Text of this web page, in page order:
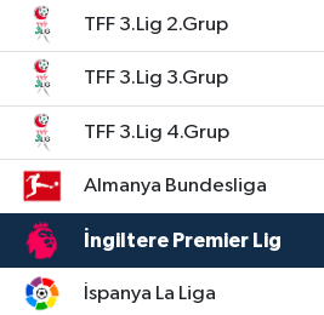
TFF 3.Lig 2.Grup
TFF 3.Lig 3.Grup
TFF 3.Lig 4.Grup
Almanya Bundesliga
İngiltere Premier Lig
İspanya La Liga